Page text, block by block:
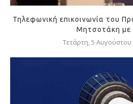
Τηλεφωνική επικοινωνία του
Μητσοτάκη με
Τετάρτη, 5 Αυγούστου